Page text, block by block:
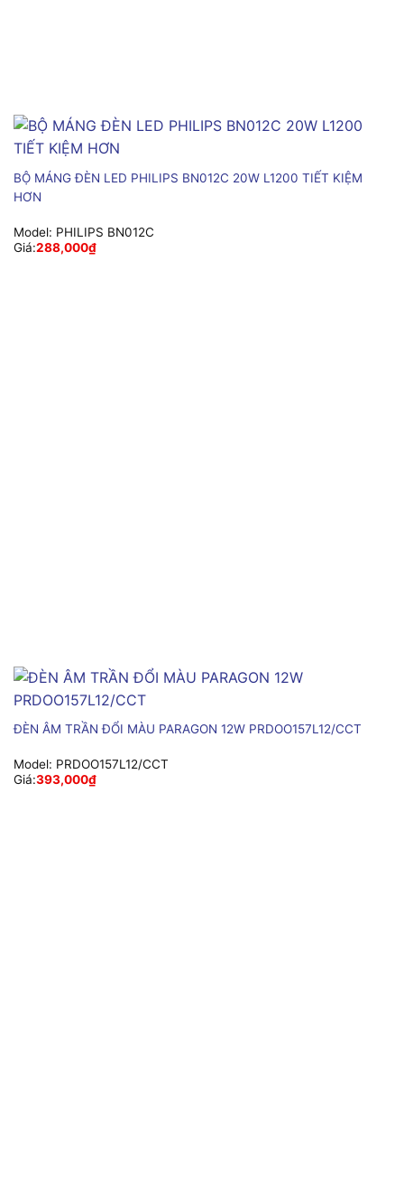
BỘ MÁNG ĐÈN LED PHILIPS BN012C 20W L1200 TIẾT KIỆM
HƠN
Model: PHILIPS BN012C
Giá:288,000₫
ĐÈN ÂM TRẦN ĐỔI MÀU PARAGON 12W PRDOO157L12/CCT
Model: PRDOO157L12/CCT
Giá:393,000₫